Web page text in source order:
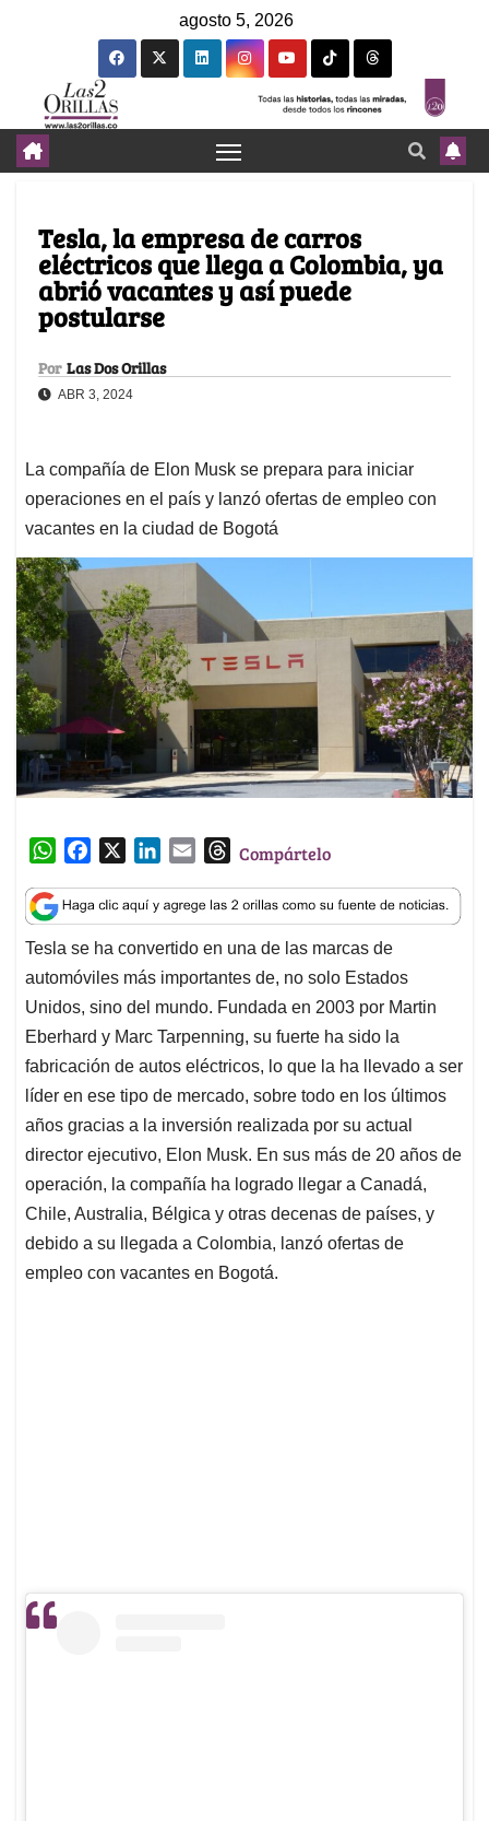
agosto 5, 2026
Tesla, la empresa de carros
eléctricos que llega a Colombia, ya
abrió vacantes y así puede
postularse
Por Las Dos Orillas
ABR 3, 2024
La compañía de Elon Musk se prepara para iniciar
operaciones en el país y lanzó ofertas de empleo con
vacantes en la ciudad de Bogotá
W
a
t
s
A
p
p
c
e
b
o
o
k
n
k
e
d
I
n
a
i
l
T
r
e
a
d
s
Compártelo
Tesla se ha convertido en una de las marcas de
automóviles más importantes de, no solo Estados
Unidos, sino del mundo. Fundada en 2003 por Martin
Eberhard y Marc Tarpenning, su fuerte ha sido la
fabricación de autos eléctricos, lo que la ha llevado a ser
líder en ese tipo de mercado, sobre todo en los últimos
años gracias a la inversión realizada por su actual
director ejecutivo, Elon Musk. En sus más de 20 años de
operación, la compañía ha logrado llegar a Canadá,
Chile, Australia, Bélgica y otras decenas de países, y
debido a su llegada a Colombia, lanzó ofertas de
empleo con vacantes en Bogotá.